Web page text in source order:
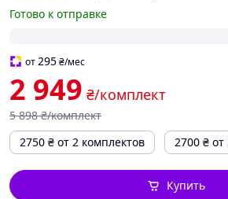
Готово к отправке
от295₴/мес
2 949 ₴/комплект
5 898 ₴/комплект
2750 ₴ от 2 комплектов 2700 ₴ от
Купить